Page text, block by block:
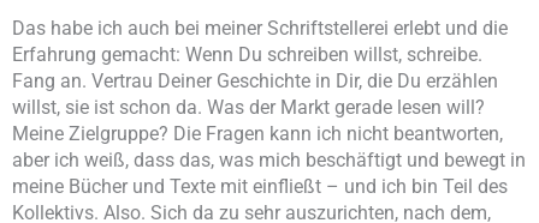
Das habe ich auch bei meiner Schriftstellerei erlebt und die
Erfahrung gemacht: Wenn Du schreiben willst, schreibe.
Fang an. Vertrau Deiner Geschichte in Dir, die Du erzählen
willst, sie ist schon da. Was der Markt gerade lesen will?
Meine Zielgruppe? Die Fragen kann ich nicht beantworten,
aber ich weiß, dass das, was mich beschäftigt und bewegt in
meine Bücher und Texte mit einfließt – und ich bin Teil des
Kollektivs. Also. Sich da zu sehr auszurichten, nach dem,